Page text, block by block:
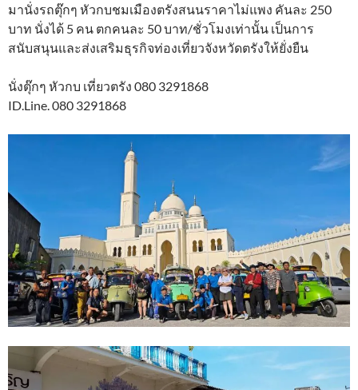
มานั่งรถตุ๊กๆ​ หัวกบชมเมืองตรังสนนราคาไม่แพง​ คันละ​ 250​
บาท​ นั่งได้​ 5​ คน​ ตกคนละ​ 50​ บาท/ชั่วโมงเท่านั้น​ เป็นการ
สนับสนุนและส่งเสริมธุรกิจท่องเที่ยวจังหวัดตรังให้ยั่งยืน​
นั่งตุ๊กๆ หัวกบ เที่ยวตรัง 080 3291868
ID.Line. 080 3291868